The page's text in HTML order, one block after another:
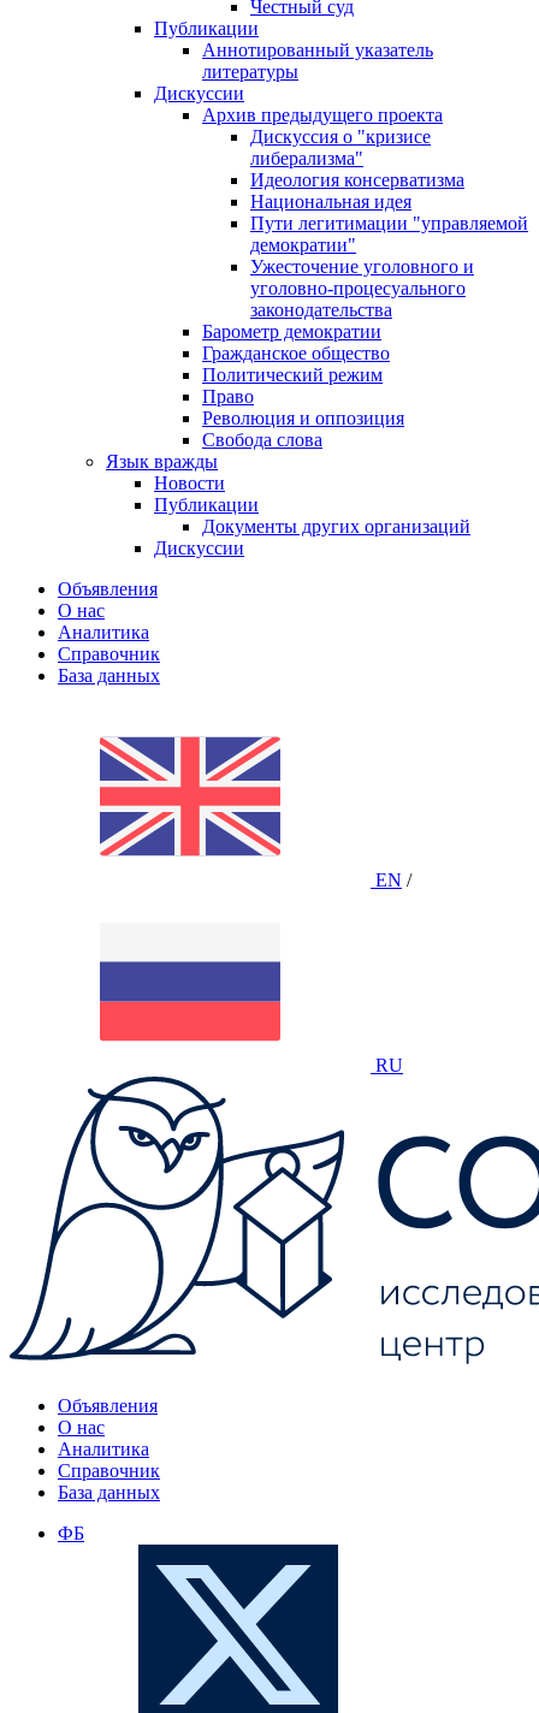
Честный суд
Публикации
Аннотированный указатель
литературы
Дискуссии
Архив предыдущего проекта
Дискуссия о "кризисе
либерализма"
Идеология консерватизма
Национальная идея
Пути легитимации "управляемой
демократии"
Ужесточение уголовного и
уголовно-процесуального
законодательства
Барометр демократии
Гражданское общество
Политический режим
Право
Революция и оппозиция
Свобода слова
Язык вражды
Новости
Публикации
Документы других организаций
Дискуссии
Объявления
О нас
Аналитика
Справочник
База данных
EN /
RU
Объявления
О нас
Аналитика
Справочник
База данных
ФБ